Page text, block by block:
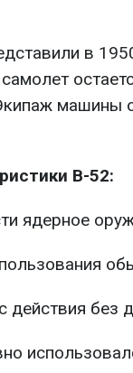
в
машины
B-52:
ядерное
действия без